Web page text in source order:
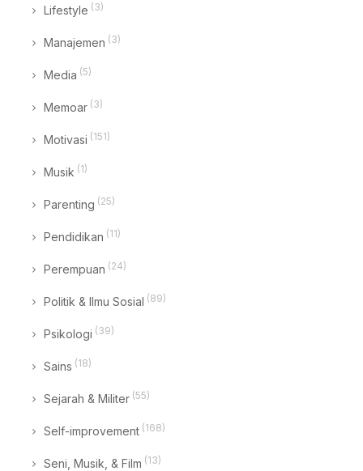
Lifestyle (3)
Manajemen (3)
Media (5)
Memoar (3)
Motivasi (151)
Musik (1)
Parenting (25)
Pendidikan (11)
Perempuan (24)
Politik & Ilmu Sosial (89)
Psikologi (39)
Sains (18)
Sejarah & Militer (55)
Self-improvement (168)
Seni, Musik, & Film (13)